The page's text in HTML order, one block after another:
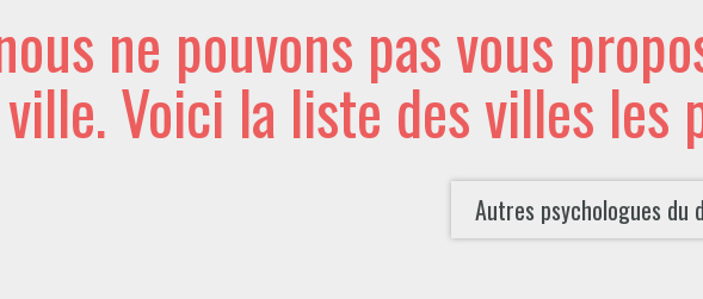
ne pouvons pas vous
Voici la liste des villes les
Autres psychologues du